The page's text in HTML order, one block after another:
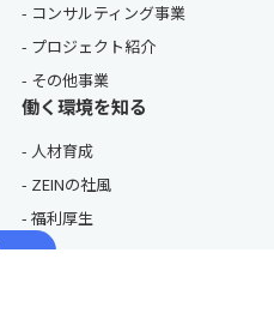
コンサルティング事業
プロジェクト紹介
その他事業
働く環境を知る
人材育成
ZEINの社風
福利厚生